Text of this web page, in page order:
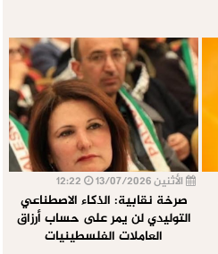
الأثنين 13/07/2026
صرخة نقابية: الذكاء الاصطناعي
التوليدي لن يمر على حساب أرزاق
العاملات الفلسطينيات